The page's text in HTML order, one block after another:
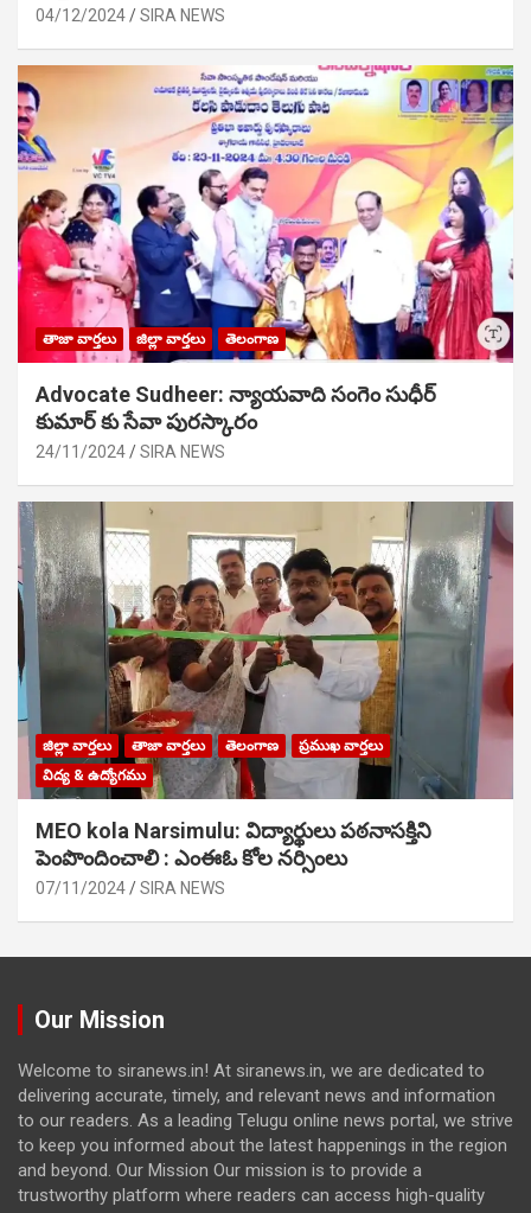
04/12/2024 SIRA NEWS
తాజా వార్తలు జిల్లా వార్తలు తెలంగాణ
Advocate Sudheer: న్యాయవాది సంగెం సుధీర్
కుమార్ కు సేవా పురస్కారం
24/11/2024 SIRA NEWS
జిల్లా వార్తలు తాజా వార్తలు తెలంగాణ
ప్రముఖ వార్తలు
విద్య & ఉద్యోగము
MEO kola Narsimulu: విద్యార్థులు పఠ‌నాసక్తిని
పెంపొందించాలి : ఎంఈఓ కోల నర్సింలు
07/11/2024 SIRA NEWS
Our Mission
Welcome to siranews.in! At siranews.in, we are dedicated to
delivering accurate, timely, and relevant news and information
to our readers. As a leading Telugu online news portal, we strive
to keep you informed about the latest happenings in the region
and beyond. Our Mission Our mission is to provide a
trustworthy platform where readers can access high-quality